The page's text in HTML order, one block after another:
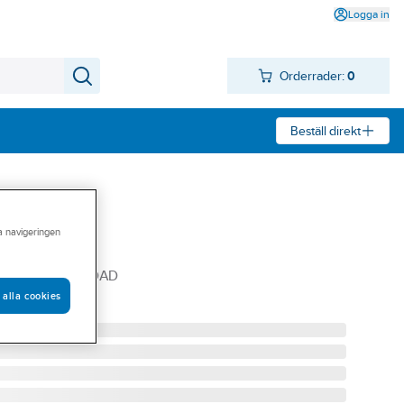
Logga in
Orderrader: 0
Beställ direkt
M24X1 LEDAD
navigeringen
alla cookies